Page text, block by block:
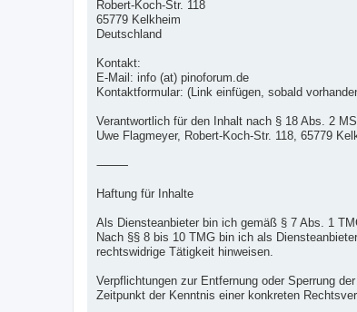
Robert-Koch-Str. 118
65779 Kelkheim
Deutschland
Kontakt:
E-Mail: info (at) pinoforum.de
Kontaktformular: (Link einfügen, sobald
Verantwortlich für den Inhalt nach § 18 Abs. 2
Uwe Flagmeyer, Robert-Koch-Str. 118, 65779
⸻
Haftung für Inhalte
Als Diensteanbieter bin ich gemäß § 7 Abs. 1
Nach §§ 8 bis 10 TMG bin ich als
rechtswidrige Tätigkeit hinweisen.
Verpflichtungen zur Entfernung oder Sperrung
Zeitpunkt der Kenntnis einer konkreten